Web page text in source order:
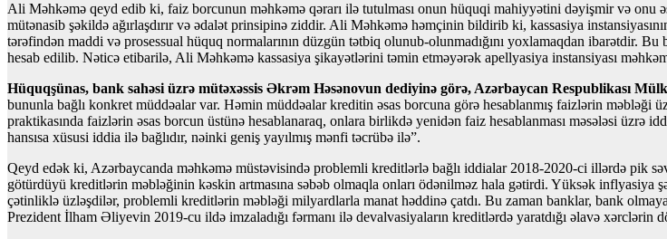
Ali Məhkəmə qeyd edib ki, faiz borcunun məhkəmə qərarı ilə tutulması onun hüquqi mahiyyətini dəyişmir və
mütənasib şəkildə ağırlaşdırır və ədalət prinsipinə ziddir. Ali Məhkəmə həmçinin bildirib ki, kassasiya
tərəfindən maddi və prosessual hüquq normalarının düzgün tətbiq olunub-olunmadığını yoxlamaqdan ibarətdir.
hesab edilib. Nəticə etibarilə, Ali Məhkəmə kassasiya şikayətlərini təmin etməyərək apellyasiya instansiyası
Hüquqşünas, bank sahəsi üzrə mütəxəssis Əkrəm Həsənovun dediyinə görə, Azərbaycan Respublikası
bununla bağlı konkret müddəalar var. Həmin müddəalar kreditin əsas borcuna görə hesablanmış faizlərin məbləği
praktikasında faizlərin əsas borcun üstünə hesablanaraq, onlara birlikdə yenidən faiz hesablanması məsələsi üzrə
hansısa xüsusi iddia ilə bağlıdır, nəinki geniş yayılmış mənfi təcrübə ilə”.
Qeyd edək ki, Azərbaycanda məhkəmə müstəvisində problemli kreditlərlə bağlı iddialar 2018-2020-ci illərdə pik
götürdüyü kreditlərin məbləğinin kəskin artmasına səbəb olmaqla onları ödənilməz hala gətirdi. Yüksək
çətinliklə üzləşdilər, problemli kreditlərin məbləği milyardlarla manat həddinə çatdı. Bu zaman banklar, bank
Prezident İlham Əliyevin 2019-cu ildə imzaladığı fərmanı ilə devalvasiyaların kreditlərdə yaratdığı əlavə xərclərin